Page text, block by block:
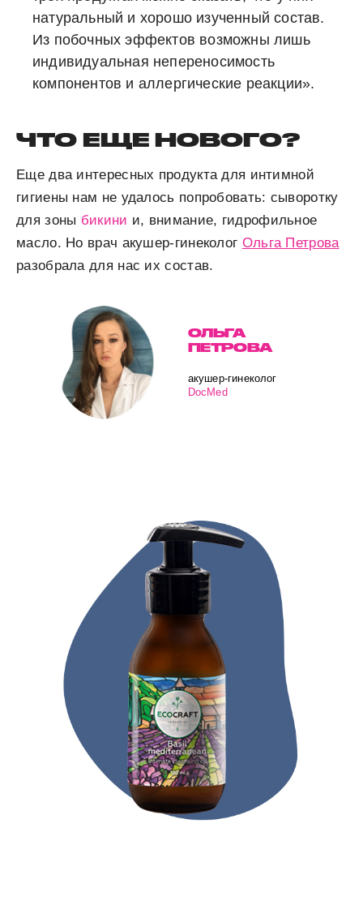
натуральный и хорошо изученный состав.
Из побочных эффектов возможны лишь
индивидуальная непереносимость
компонентов и аллергические реакции».
ЧТО ЕЩЕ НОВОГО?
Еще два интересных продукта для интимной
гигиены нам не удалось попробовать: сыворотку
для зоны бикини и, внимание, гидрофильное
масло. Но врач акушер-гинеколог Ольга Петрова
разобрала для нас их состав.
ОЛЬГА
ПЕТРОВА
акушер-гинеколог
DocMed